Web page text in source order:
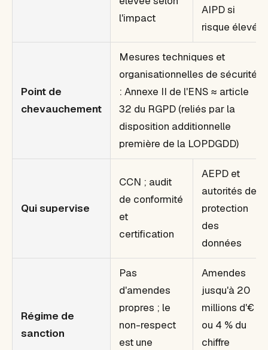
l'impact
AIPD si
risque élevé
Point de
chevauchement
Mesures techniques et
organisationnelles de sécurité
: Annexe II de l'ENS ≈ article
32 du RGPD (reliés par la
disposition additionnelle
première de la LOPDGDD)
Qui supervise
CCN ; audit
de conformité
et
certification
AEPD et
autorités de
protection
des
données
Régime de
sanction
Pas
d'amendes
propres ; le
non-respect
est une
Amendes
jusqu'à 20
millions d'€
ou 4 % du
chiffre